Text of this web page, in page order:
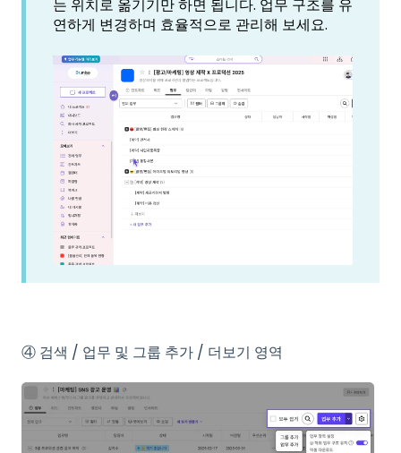
는 위치로 옮기기만 하면 됩니다. 업무 구조를 유
연하게 변경하며 효율적으로 관리해 보세요.
④ 검색 / 업무 및 그룹 추가 / 더보기 영역